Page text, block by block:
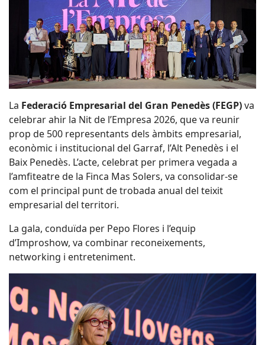
La Federació Empresarial del Gran Penedès (FEGP)va
celebrar ahir la Nit de l’Empresa 2026, que va reunir
prop de 500 representants dels àmbits empresarial,
econòmic i institucional del Garraf, l’Alt Penedès i el
Baix Penedès. L’acte, celebrat per primera vegada a
l’amfiteatre de la Finca Mas Solers, va consolidar-se
com el principal punt de trobada anual del teixit
empresarial del territori.
La gala, conduïda per Pepo Flores i l’equip
d’Improshow, va combinar reconeixements,
networking i entreteniment.